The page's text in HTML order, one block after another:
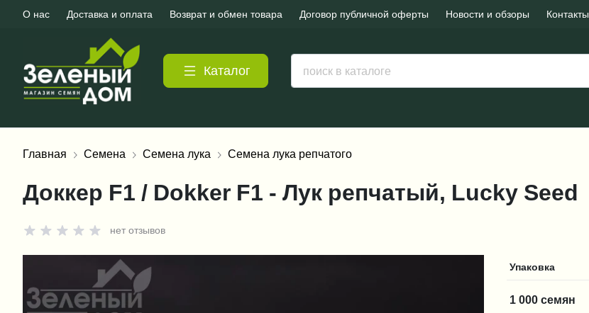
О нас Доставка и оплата Возврат и обмен товара Договор публичной оферты Новости и обзоры Контакты
Каталог
Главная Семена Семена лука Семена лука репчатого
Доккер F1 / Dokker F1 - Лук репчатый, Lucky Seed
нет отзывов
Упаковка
1 000 семян